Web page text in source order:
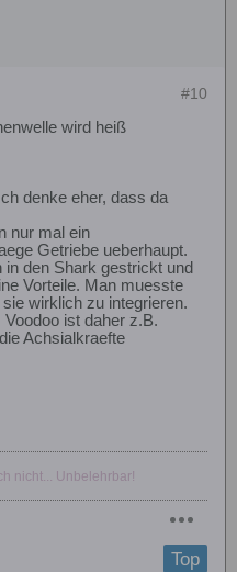
#10
wird heiß
denke eher, dass da
nur mal ein
Getriebe ueberhaupt.
den Shark gestrickt und
Vorteile. Man muesste
wirklich zu integrieren.
ist daher z.B.
Achsialkraefte
nicht... Unbelehrbar!
Top